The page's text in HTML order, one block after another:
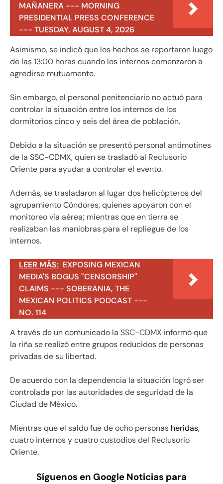
MAÑANERA --- MORNING
PRESIDENTIAL PRESS CONFERENCE
--- TUESDAY, AUGUST 4, 2026
Asimismo, se indicó que los hechos se reportaron luego
de las 13:00 horas cuando los internos comenzaron a
agredirse mutuamente.
Sin embargo, el personal penitenciario no actuó para
controlar la situación entre los internos de los
dormitorios cinco y seis del área de población.
Debido a la situación se presentó personal antimotines
de la SSC-CDMX, quien se trasladó al Reclusorio
Oriente para ayudar a controlar el evento.
Además, se trasladaron al lugar dos helicópteros del
agrupamiento Cóndores, quienes apoyaron con el
monitoreo vía aérea; mientras que en tierra se
realizaban las maniobras para el repliegue de los
internos.
LEER MÁS: EXPOSING MEXICAN
MEDIA'S BOGUS "CENSORSHIP"
CLAIMS --- SOBERANIA, THE
MEXICAN POLITICS PODCAST ---
NO. 114
A través de un comunicado la SSC-CDMX informó que
la riña se realizó entre grupos reducidos de personas
privadas de su libertad.
De acuerdo con la dependencia la situación logró ser
controlada por las autoridades de seguridad de la
Ciudad de México.
Mientras que el saldo fue de ocho personas heridas,
cuatro internos y cuatro custodios del Reclusorio
Oriente.
Síguenos en Google Noticias para